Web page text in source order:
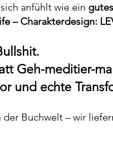
anfühlt wie ein
– Charakterdesign:
Geh-meditier-
und echte
Buchwelt – wir